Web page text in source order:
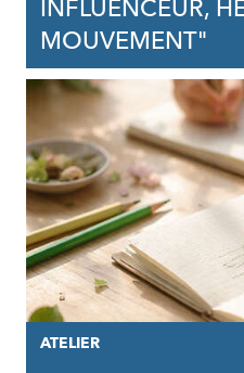
INFLUENCEUR,
MOUVEMENT"
ATELIER